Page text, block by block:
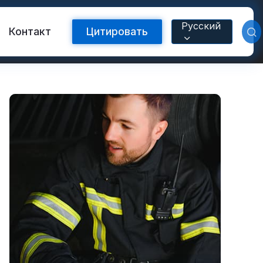
Контакт Цитировать Русский
Светоотражающая лента FR
теплопередачей